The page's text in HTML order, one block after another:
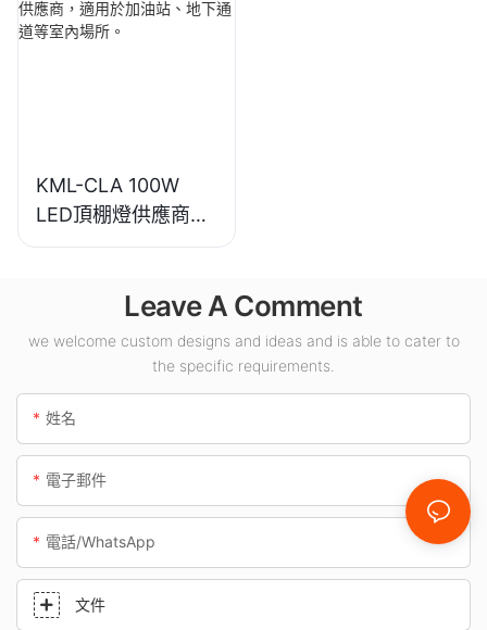
照明應用。
KML-CLA 100W
LED頂棚燈供應商，
適用於加油站、地下
Leave A Comment
we welcome custom designs and ideas and is able to cater to
the specific requirements.
姓名
電子郵件
電話/WhatsApp
文件